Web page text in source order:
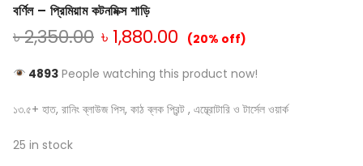
বর্ণিল – প্রিমিয়াম কটনমিক্স শাড়ি
৳2,350.00 ৳ 1,880.00 (20% off)
4893People watching this product now!
১৩.৫+ হাত, রানিং ব্লাউজ পিস, কাঠ ব্লক প্রিন্ট , এম্ব্রোটারি ও টার্সেল ওয়ার্ক
25 in stock